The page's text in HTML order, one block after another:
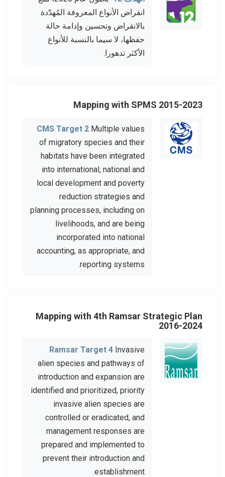
انقراض الأنواع المعروفة المُهدّدة
بالانقراض وتحسين وإدامة حالة
حفظها، لا سيما بالنسبة للأنواع
الأكثر تدهورا.
Mapping with SPMS 2015-2023
CMS Target 2 Multiple values
of migratory species and their
habitats have been integrated
into international, national and
local development and poverty
reduction strategies and
planning processes, including on
livelihoods, and are being
incorporated into national
accounting, as appropriate, and
reporting systems.
Mapping with 4th Ramsar Strategic Plan
2016-2024
Ramsar Target 4 Invasive
alien species and pathways of
introduction and expansion are
identified and prioritized, priority
invasive alien species are
controlled or eradicated, and
management responses are
prepared and implemented to
prevent their introduction and
establishment.